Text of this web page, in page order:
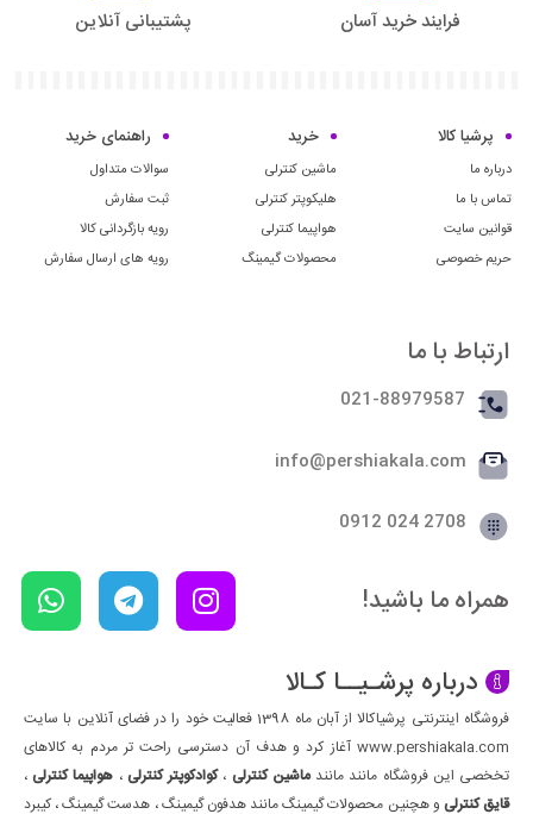
فرایند خرید آسان پشتیبانی آنلاین
پرشیا کالا
درباره ما
تماس با ما
قوانین سایت
حریم خصوصی
خرید
ماشین کنترلی
هلیکوپتر کنترلی
هواپیما کنترلی
محصولات گیمینگ
راهنمای خرید
سوالات متداول
ثبت سفارش
رویه بازگردانی کالا
رویه های ارسال سفارش
ارتباط با ما
021-88979587
info@pershiakala.com
2708 024 0912
همراه ما باشید!
درباره پرشـیــا کـالا
فروشگاه اینترنتی پرشیاکالا از آبان ماه 1398 فعالیت خود را در فضای آنلاین با سایت
www.pershiakala.com آغاز کرد و هدف آن دسترسی راحت تر مردم به کالاهای
تخخصی این فروشگاه مانند مانندماشین کنترلی ،کوادکوپتر کنترلی ، هواپیما کنترلی،
قایق کنترلی و هچنین محصولات گیمینگ مانند هدفون گیمینگ ، هدست گیمینگ ، کیبرد